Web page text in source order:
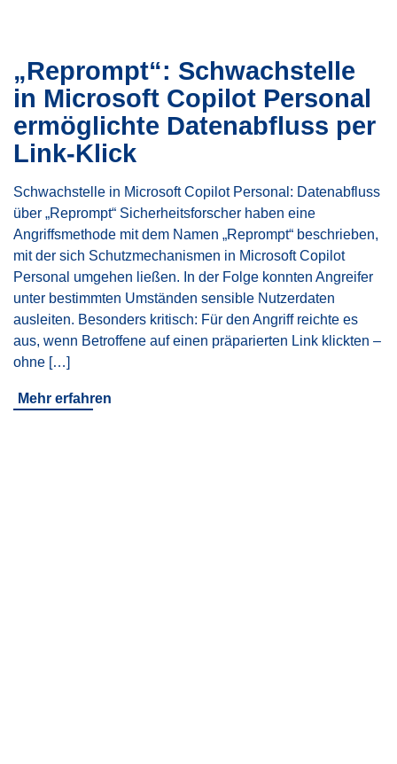
„Reprompt“: Schwachstelle
in Microsoft Copilot Personal
ermöglichte Datenabfluss per
Link-Klick
Schwachstelle in Microsoft Copilot Personal: Datenabfluss
über „Reprompt“ Sicherheitsforscher haben eine
Angriffsmethode mit dem Namen „Reprompt“ beschrieben,
mit der sich Schutzmechanismen in Microsoft Copilot
Personal umgehen ließen. In der Folge konnten Angreifer
unter bestimmten Umständen sensible Nutzerdaten
ausleiten. Besonders kritisch: Für den Angriff reichte es
aus, wenn Betroffene auf einen präparierten Link klickten –
ohne […]
Mehr erfahren